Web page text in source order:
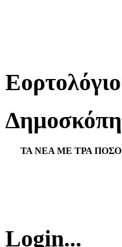
Εορτολόγιο
ΤΑ ΝΕΑ ΜΕ ΤΡΑ
Login...